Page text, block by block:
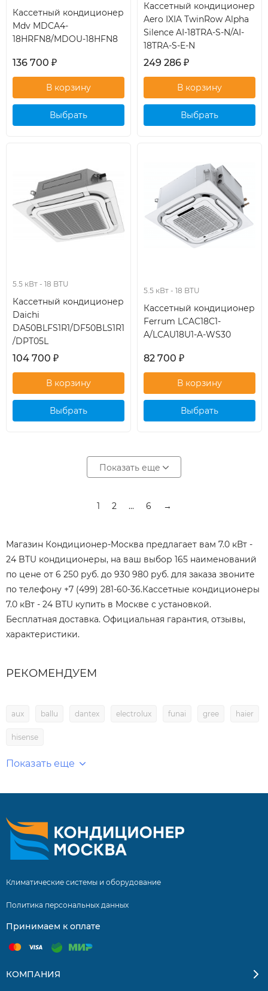
Кассетный кондиционер
Mdv MDCA4-
18HRFN8/MDOU-18HFN8
136 700 ₽
Выбрать
Кассетный кондиционер
Aero IXIA TwinRow Alpha
Silence AI-18TRA-S-N/AI-
18TRA-S-E-N
249 286 ₽
Выбрать
5.5 кВт - 18 BTU
Кассетный кондиционер
Daichi
DA50BLFS1R1/DF50BLS1R1
/DPT05L
104 700 ₽
Выбрать
5.5 кВт - 18 BTU
Кассетный кондиционер
Ferrum LCAC18C1-
A/LCAU18U1-A-WS30
82 700 ₽
Выбрать
Показать еще
1 2 ... 6 →
Магазин Кондиционер-Москва предлагает вам 7.0 кВт -
24 BTU кондиционеры, на ваш выбор 165 наименований
по цене от 6 250 руб. до 930 980 руб. для заказа звоните
по телефону +7 (499) 281-60-36.Кассетные кондиционеры
7.0 кВт - 24 BTU купить в Москве с установкой.
Бесплатная доставка. Официальная гарантия, отзывы,
характеристики.
РЕКОМЕНДУЕМ
aux ballu dantex electrolux funai gree haier
hisense
Показать еще
Климатические системы и оборудование
Политика персональных данных
Принимаем к оплате
КОМПАНИЯ